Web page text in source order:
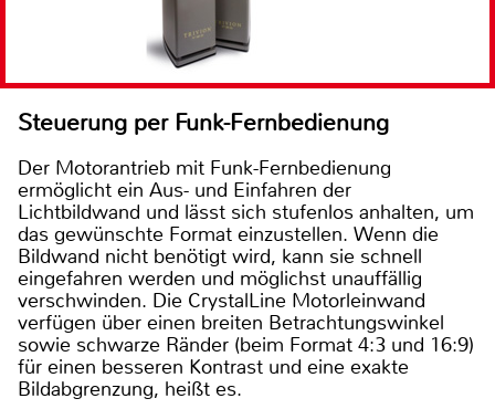
Steuerung per Funk-Fernbedienung
Der Motorantrieb mit Funk-Fernbedienung
ermöglicht ein Aus- und Einfahren der
Lichtbildwand und lässt sich stufenlos anhalten, um
das gewünschte Format einzustellen. Wenn die
Bildwand nicht benötigt wird, kann sie schnell
eingefahren werden und möglichst unauffällig
verschwinden. Die CrystalLine Motorleinwand
verfügen über einen breiten Betrachtungswinkel
sowie schwarze Ränder (beim Format 4:3 und 16:9)
für einen besseren Kontrast und eine exakte
Bildabgrenzung, heißt es.